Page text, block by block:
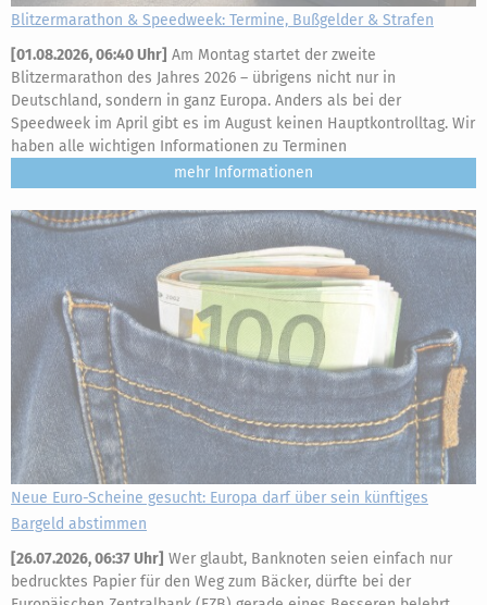
Blitzermarathon & Speedweek: Termine, Bußgelder & Strafen
[01.08.2026, 06:40 Uhr] Am Montag startet der zweite
Blitzermarathon des Jahres 2026 – übrigens nicht nur in
Deutschland, sondern in ganz Europa. Anders als bei der
Speedweek im April gibt es im August keinen Hauptkontrolltag. Wir
haben alle wichtigen Informationen zu Terminen
mehr
Neue Euro-Scheine gesucht: Europa darf über sein künftiges
Bargeld abstimmen
[26.07.2026, 06:37 Uhr] Wer glaubt, Banknoten seien einfach nur
bedrucktes Papier für den Weg zum Bäcker, dürfte bei der